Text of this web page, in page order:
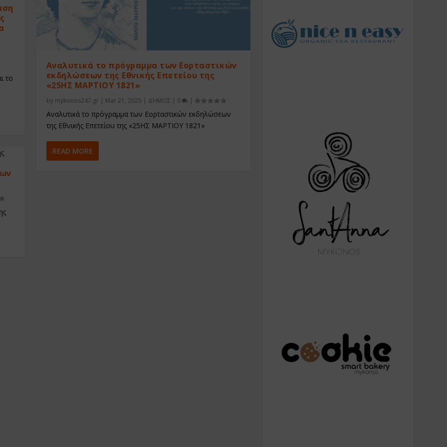
το
Αναλυτικά το πρόγραμμα των Εορταστικών
εκδηλώσεων της Εθνικής Επετείου της
«25ΗΣ ΜΑΡΤΙΟΥ 1821»
by mykonos247.gr | Mar 21, 2025 | ΔΗΜΟΣ | 0 |
Αναλυτικά το πρόγραμμα των Εορταστικών εκδηλώσεων
της Εθνικής Επετείου της «25ΗΣ ΜΑΡΤΙΟΥ 1821»
READ MORE